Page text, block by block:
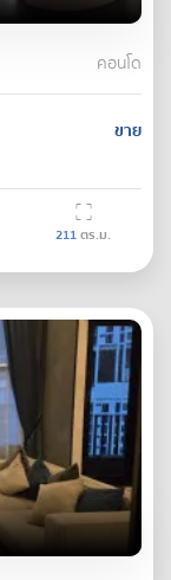
คอนโด
ขาย
211ตร.ม.